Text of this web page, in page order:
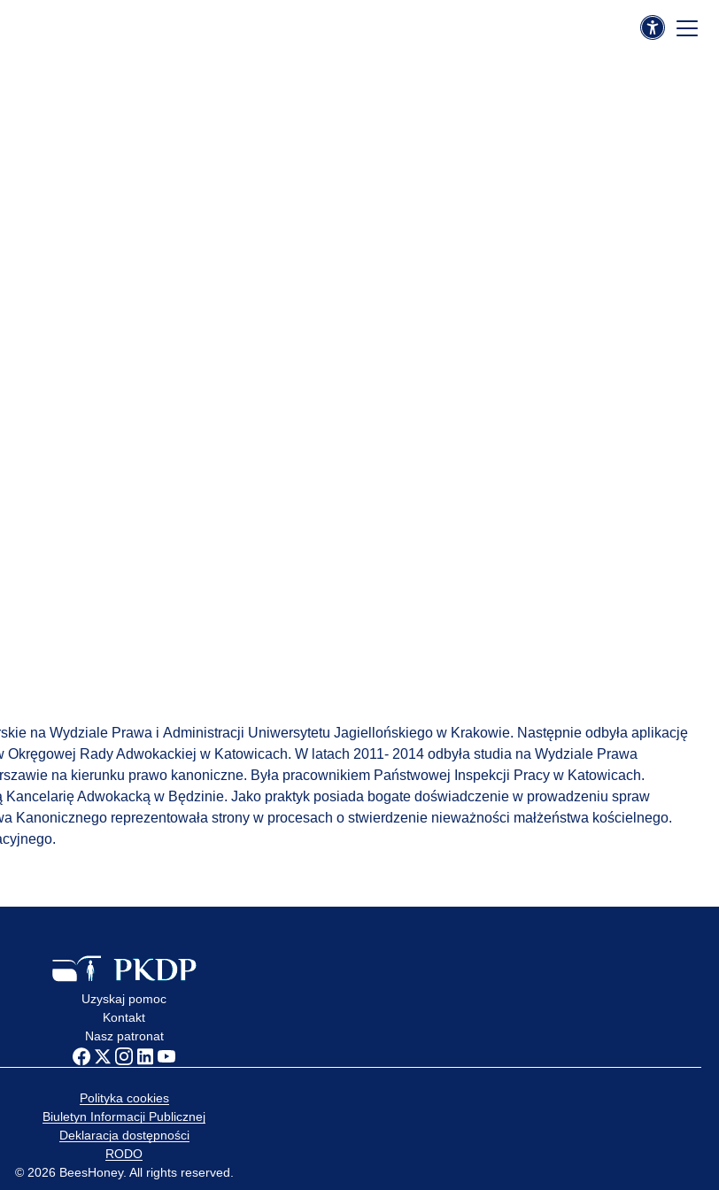
na Wydziale Prawa i Administracji Uniwersytetu Jagiellońskiego w Krakowie. Następnie odbyła aplikację
Rady Adwokackiej w Katowicach. W latach 2011- 2014 odbyła studia na Wydziale Prawa
na kierunku prawo kanoniczne. Była pracownikiem Państwowej Inspekcji Pracy w Katowicach.
Adwokacką w Będzinie. Jako praktyk posiada bogate doświadczenie w prowadzeniu spraw
Kanonicznego reprezentowała strony w procesach o stwierdzenie nieważności małżeństwa kościelnego.
Uzyskaj pomoc
Kontakt
Nasz patronat
© 2026 BeesHoney. All rights reserved.
Polityka cookies
Biuletyn Informacji Publicznej
Deklaracja dostępności
RODO